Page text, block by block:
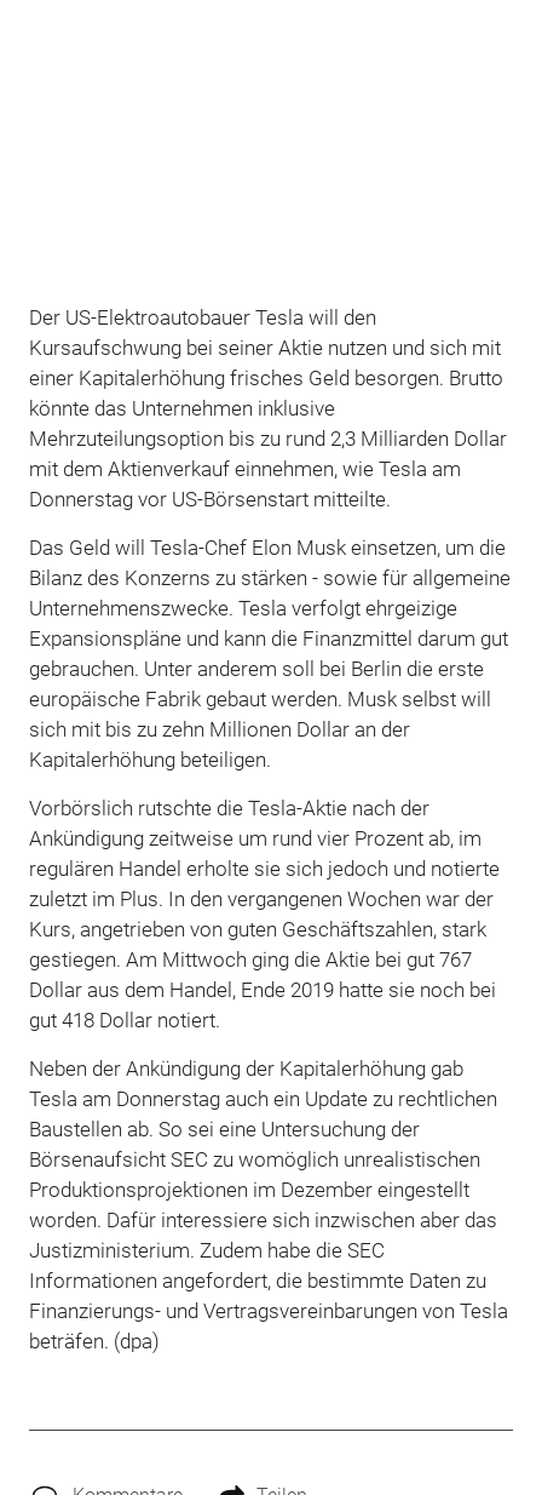
Der US-Elektroautobauer Tesla will den
Kursaufschwung bei seiner Aktie nutzen und sich mit
einer Kapitalerhöhung frisches Geld besorgen. Brutto
könnte das Unternehmen inklusive
Mehrzuteilungsoption bis zu rund 2,3 Milliarden Dollar
mit dem Aktienverkauf einnehmen, wie Tesla am
Donnerstag vor US-Börsenstart mitteilte.
Das Geld will Tesla-Chef Elon Musk einsetzen, um die
Bilanz des Konzerns zu stärken - sowie für allgemeine
Unternehmenszwecke. Tesla verfolgt ehrgeizige
Expansionspläne und kann die Finanzmittel darum gut
gebrauchen. Unter anderem soll bei Berlin die erste
europäische Fabrik gebaut werden. Musk selbst will
sich mit bis zu zehn Millionen Dollar an der
Kapitalerhöhung beteiligen.
Vorbörslich rutschte die Tesla-Aktie nach der
Ankündigung zeitweise um rund vier Prozent ab, im
regulären Handel erholte sie sich jedoch und notierte
zuletzt im Plus. In den vergangenen Wochen war der
Kurs, angetrieben von guten Geschäftszahlen, stark
gestiegen. Am Mittwoch ging die Aktie bei gut 767
Dollar aus dem Handel, Ende 2019 hatte sie noch bei
gut 418 Dollar notiert.
Neben der Ankündigung der Kapitalerhöhung gab
Tesla am Donnerstag auch ein Update zu rechtlichen
Baustellen ab. So sei eine Untersuchung der
Börsenaufsicht SEC zu womöglich unrealistischen
Produktionsprojektionen im Dezember eingestellt
worden. Dafür interessiere sich inzwischen aber das
Justizministerium. Zudem habe die SEC
Informationen angefordert, die bestimmte Daten zu
Finanzierungs- und Vertragsvereinbarungen von Tesla
beträfen. (dpa)